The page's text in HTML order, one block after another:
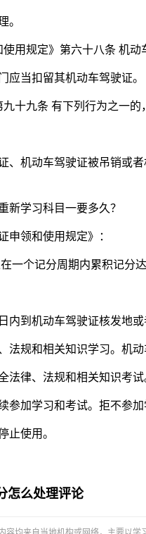
。
用规定》第六十八条 机
应当扣留其机动车驾驶证。
十九条 有下列行为之一
、机动车驾驶证被吊销或
新学习科目一要多久？
申领和使用规定》：
一个记分周期内累积记分
内到机动车驾驶证核发地
法规和相关知识学习。机
法律、法规和相关知识考
参加学习和考试。拒不参
止使用。
怎么处理评论